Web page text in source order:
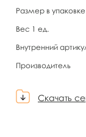
Размер в
Вес 1 ед.
Внутренний
Производитель
Скачать